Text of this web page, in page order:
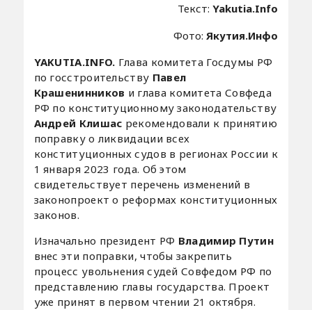
Текст:Yakutia.Info
Фото:Якутия.Инфо
YAKUTIA.INFO. Глава комитета Госдумы РФ
по госстроительству Павел
Крашенинников и глава комитета Совфеда
РФ по конституционному законодательству
Андрей Клишас рекомендовали к принятию
поправку о ликвидации всех
конституционных судов в регионах России к
1 января 2023 года. Об этом
свидетельствует перечень изменений в
законопроект о реформах конституционных
законов.
Изначально президент РФ Владимир Путин
внес эти поправки, чтобы закрепить
процесс увольнения судей Совфедом РФ по
представлению главы государства. Проект
уже принят в первом чтении 21 октября.